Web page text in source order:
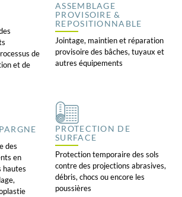
de
et de
ASSEMBLAGE
PROVISOIRE &
REPOSITIONNABLE
Jointage, maintien et réparation
provisoire des bâches, tuyaux et
autres équipements
des
en
hautes
PROTECTION DE
SURFACE
Protection temporaire des sols
contre des projections abrasives,
débris, chocs ou encore les
poussières